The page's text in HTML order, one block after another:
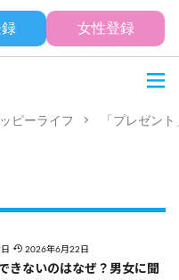
女性登録
ピーライフ 「プレゼン
2026年6月22日
きないのはなぜ？男女に聞